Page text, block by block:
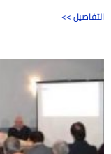
<< التفاصيل